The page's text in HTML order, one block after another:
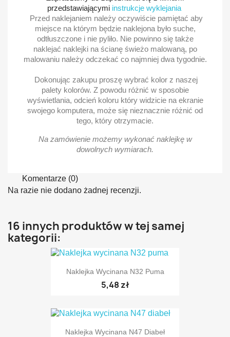
przedstawiającymi instrukcje wyklejania
Przed naklejaniem należy oczywiście pamiętać aby
miejsce na którym będzie naklejona było suche,
odtłuszczone i nie pyliło. Nie powinno się także
naklejać naklejki na ścianę świeżo malowaną, po
malowaniu należy odczekać co najmniej dwa tygodnie.
Dokonując zakupu proszę wybrać kolor z naszej
palety kolorów. Z powodu różnić w sposobie
wyświetlania, odcień koloru który widzicie na ekranie
swojego komputera, może się nieznacznie różnić od
tego, który otrzymacie.
Na zamówienie możemy wykonać naklejkę w
dowolnych wymiarach.
Komentarze (0)
Na razie nie dodano żadnej recenzji.
16 innych produktów w tej samej
kategorii:
Naklejka Wycinana N32 Puma
5,48 zł
Naklejka Wycinana N47 Diabeł